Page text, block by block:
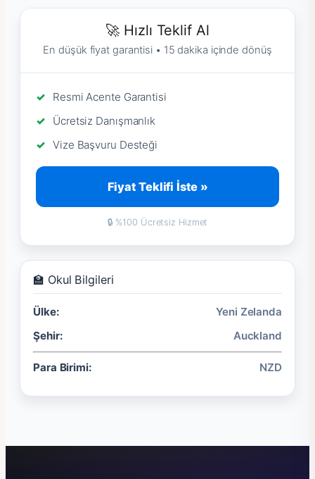
🚀 Hızlı Teklif Al
En düşük fiyat garantisi • 15 dakika içinde dönüş
Resmi Acente Garantisi
Ücretsiz Danışmanlık
Vize Başvuru Desteği
Fiyat Teklifi İste »
🔒 %100 Ücretsiz Hizmet
🏫 Okul Bilgileri
Ülke:
Yeni Zelanda
Şehir:
Auckland
Para Birimi: NZD